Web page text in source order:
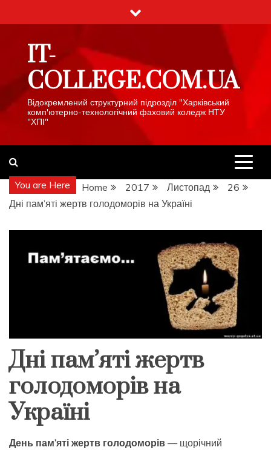
to
IT-
COLLEGE.COM.UA
Відокремлений структурний підрозділ "Харківський
комп'ютерно-технологічний фаховий коледж НТУ
"ХПІ"
You are Here Home 2017 Листопад
26
Дні пам’яті жертв голодоморів на Україні
Дні пам’яті жертв
голодоморів на
Україні
День пам’яті жертв голодоморів — щорічний